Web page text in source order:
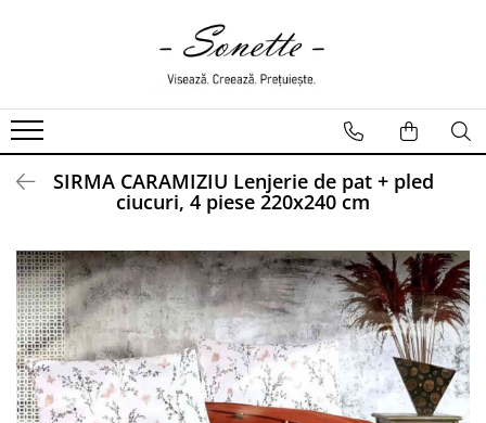
LENJERII DE PAT
LENJERII DE PAT CU PATURA
LENJERII DE PAT CU PILOTA SI
SIRMA CARAMIZIU Lenjerie de pat + pled
ciucuri, 4 piese 220x240 cm